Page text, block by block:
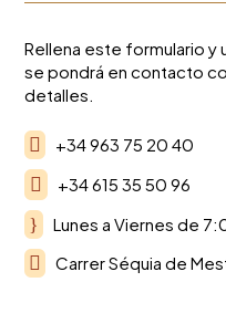
Rellena este formulario
se pondrá en contacto
detalles.
 +34 963 75 20 40
 +34 615 35 50 96
} Lunes a Viernes de
 Carrer Séquia de